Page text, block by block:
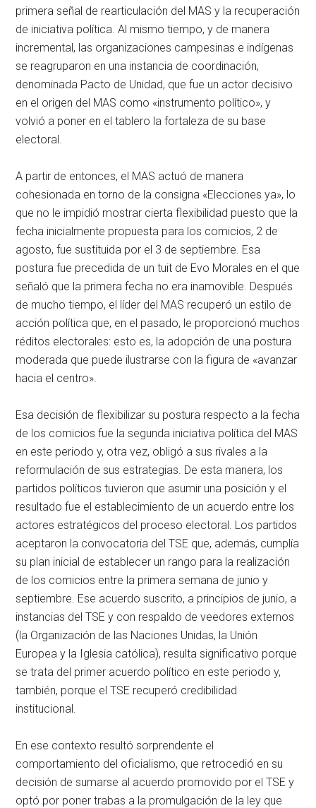
primera señal de rearticulación del MAS y la recuperación
de iniciativa política. Al mismo tiempo, y de manera
incremental, las organizaciones campesinas e indígenas
se reagruparon en una instancia de coordinación,
denominada Pacto de Unidad, que fue un actor decisivo
en el origen del MAS como «instrumento político», y
volvió a poner en el tablero la fortaleza de su base
electoral.
A partir de entonces, el MAS actuó de manera
cohesionada en torno de la consigna «Elecciones ya», lo
que no le impidió mostrar cierta flexibilidad puesto que la
fecha inicialmente propuesta para los comicios, 2 de
agosto, fue sustituida por el 3 de septiembre. Esa
postura fue precedida de un tuit de Evo Morales en el que
señaló que la primera fecha no era inamovible. Después
de mucho tiempo, el líder del MAS recuperó un estilo de
acción política que, en el pasado, le proporcionó muchos
réditos electorales: esto es, la adopción de una postura
moderada que puede ilustrarse con la figura de «avanzar
hacia el centro».
Esa decisión de flexibilizar su postura respecto a la fecha
de los comicios fue la segunda iniciativa política del MAS
en este periodo y, otra vez, obligó a sus rivales a la
reformulación de sus estrategias. De esta manera, los
partidos políticos tuvieron que asumir una posición y el
resultado fue el establecimiento de un acuerdo entre los
actores estratégicos del proceso electoral. Los partidos
aceptaron la convocatoria del TSE que, además, cumplía
su plan inicial de establecer un rango para la realización
de los comicios entre la primera semana de junio y
septiembre. Ese acuerdo suscrito, a principios de junio, a
instancias del TSE y con respaldo de veedores externos
(la Organización de las Naciones Unidas, la Unión
Europea y la Iglesia católica), resulta significativo porque
se trata del primer acuerdo político en este periodo y,
también, porque el TSE recuperó credibilidad
institucional.
En ese contexto resultó sorprendente el
comportamiento del oficialismo, que retrocedió en su
decisión de sumarse al acuerdo promovido por el TSE y
optó por poner trabas a la promulgación de la ley que